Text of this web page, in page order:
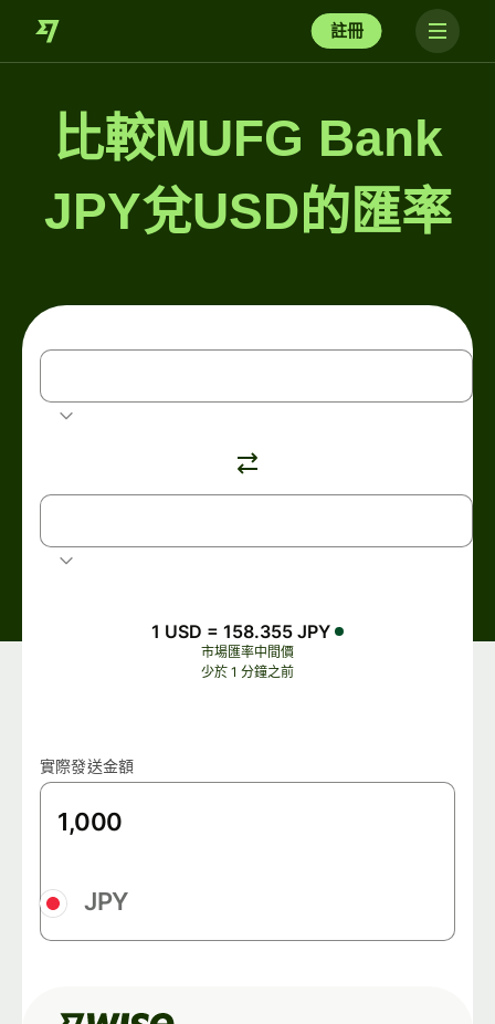
註冊
比較MUFG Bank
JPY兌USD的匯率
1 USD = 158.355 JPY
市場匯率中間價
少於 1 分鐘之前
實際發送金額
JPY